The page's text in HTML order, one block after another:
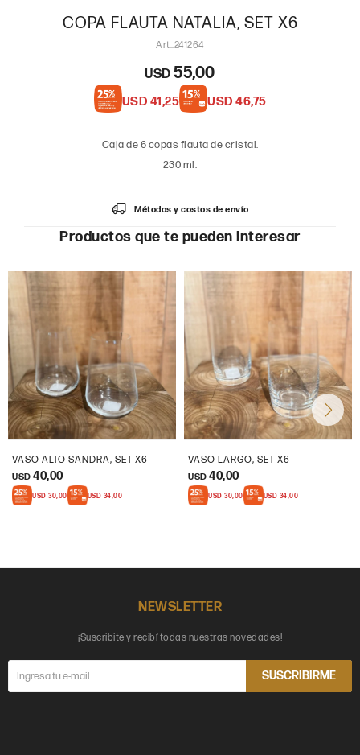
COPA FLAUTA NATALIA, SET X6
241264
USD 55,00
USD 41,25 USD 46,75
Caja de 6 copas flauta de cristal.
230 ml.
Métodos y costos de envío
Productos que te pueden interesar
VASO ALTO SANDRA, SET X6
USD 40,00
USD 30,00 USD 34,00
VASO LARGO, SET X6
USD 40,00
USD 30,00 USD 34,00
NEWSLETTER
¡Suscribite y recibí todas nuestras novedades!
SUSCRIBIRME